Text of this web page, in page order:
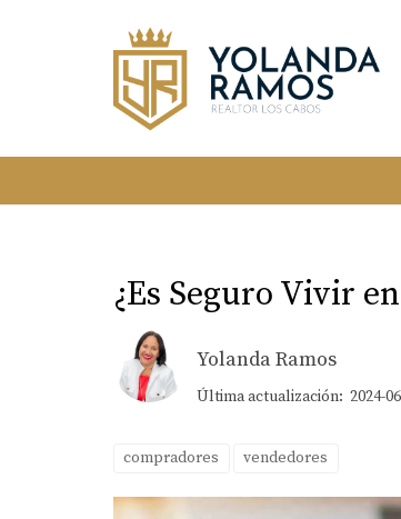
¿Es Seguro Vivir
Yolanda Ramos
Última actualización: 2024-
compradores vendedores